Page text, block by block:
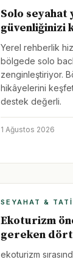
Solo seyahat
güvenliğinizi
Yerel rehberlik
bölgede solo
zenginleştiriyor.
hikâyelerini
destek değerli.
1 Ağustos 2026
SEYAHAT &
Ekoturizm
gereken dört
ekoturizm